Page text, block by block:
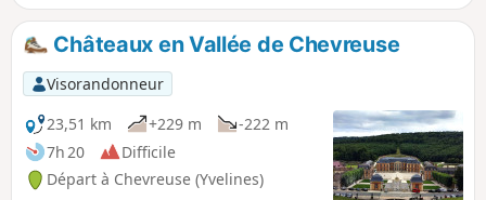
Châteaux en Vallée de Chevreuse
Visorandonneur
23,51 km
+229 m
-222 m
7h 20
Difficile
Départ à Chevreuse (Yvelines)